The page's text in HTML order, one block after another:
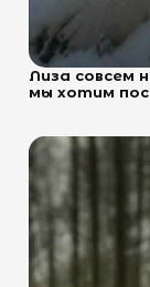
Лиза совсем
мы хотим